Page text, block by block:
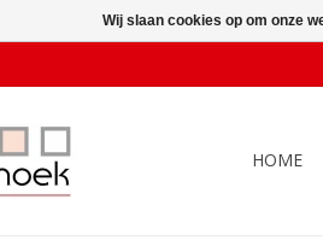
HOME
Wij slaan cookies op om onze